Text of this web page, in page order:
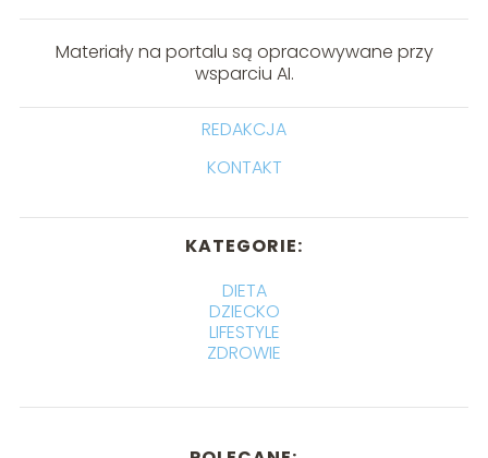
Materiały na portalu są opracowywane przy
wsparciu AI.
REDAKCJA
KONTAKT
KATEGORIE:
DIETA
DZIECKO
LIFESTYLE
ZDROWIE